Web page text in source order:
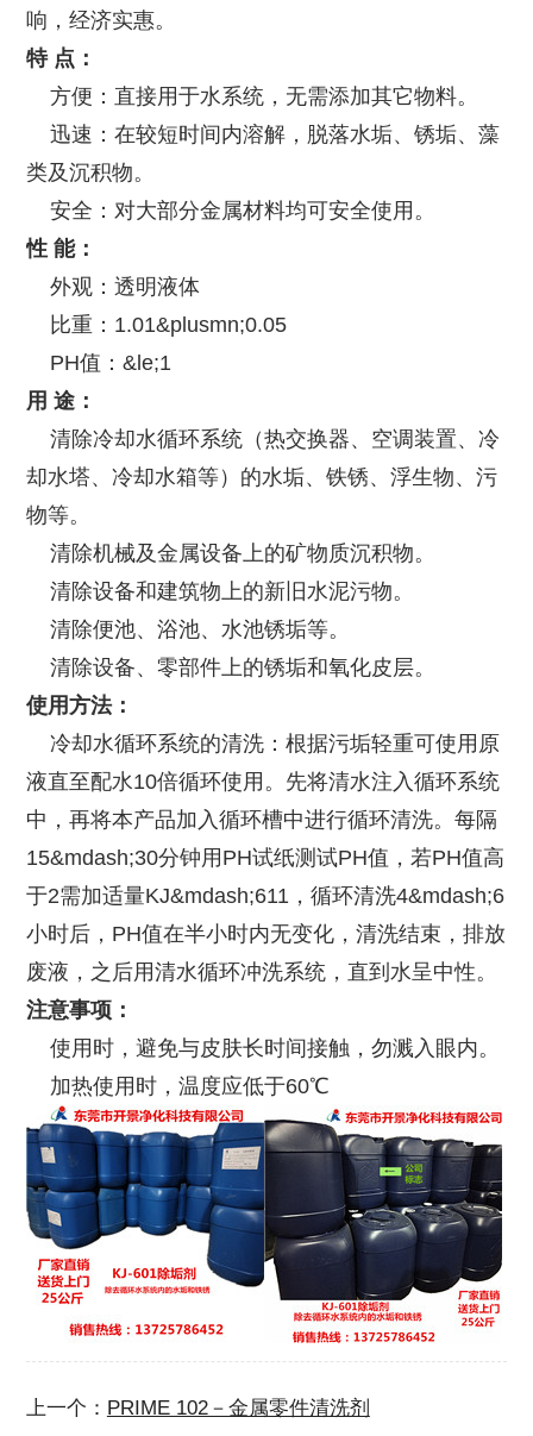
响，经济实惠。
特 点：
方便：直接用于水系统，无需添加其它物料。
迅速：在较短时间内溶解，脱落水垢、锈垢、藻
类及沉积物。
安全：对大部分金属材料均可安全使用。
性 能：
外观：透明液体
比重：1.01&plusmn;0.05
PH值：&le;1
用 途：
清除冷却水循环系统（热交换器、空调装置、冷
却水塔、冷却水箱等）的水垢、铁锈、浮生物、污
物等。
清除机械及金属设备上的矿物质沉积物。
清除设备和建筑物上的新旧水泥污物。
清除便池、浴池、水池锈垢等。
清除设备、零部件上的锈垢和氧化皮层。
使用方法：
冷却水循环系统的清洗：根据污垢轻重可使用原
液直至配水10倍循环使用。先将清水注入循环系统
中，再将本产品加入循环槽中进行循环清洗。每隔
15&mdash;30分钟用PH试纸测试PH值，若PH值高
于2需加适量KJ&mdash;611，循环清洗4&mdash;6
小时后，PH值在半小时内无变化，清洗结束，排放
废液，之后用清水循环冲洗系统，直到水呈中性。
注意事项：
使用时，避免与皮肤长时间接触，勿溅入眼内。
加热使用时，温度应低于60℃
上一个： PRIME 102－金属零件清洗剂